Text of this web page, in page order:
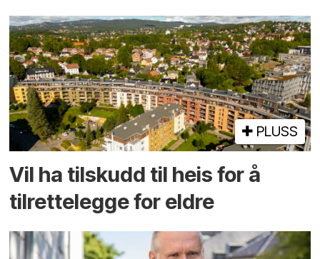
PLUSS
Vil ha tilskudd til heis for å
tilrettelegge for eldre